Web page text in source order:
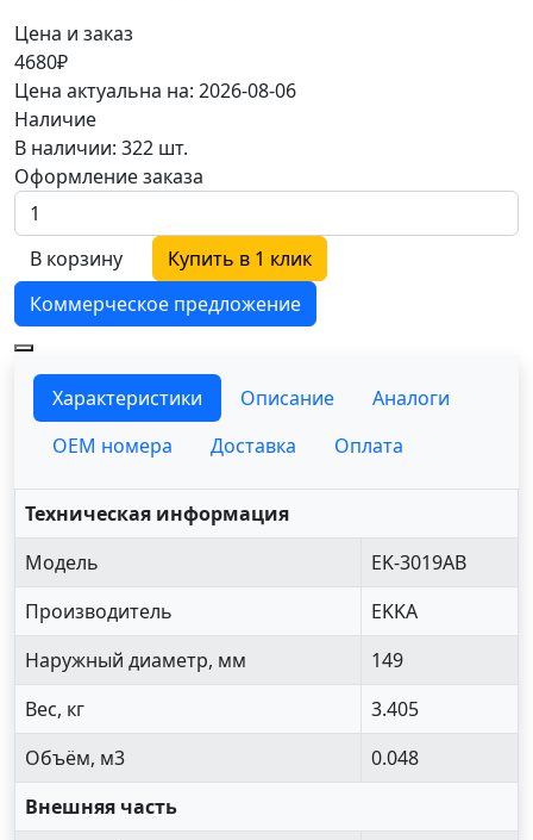
Цена и заказ
4680₽
Цена актуальна на: 2026-08-06
Наличие
В наличии: 322 шт.
Оформление заказа
В корзину
Купить в 1 клик
Коммерческое предложение
Характеристики Описание
Аналоги
OEM номера
Доставка Оплата
Техническая информация
Модель
EK-3019AB
Производитель
EKKA
Наружный диаметр, мм
149
Вес, кг
3.405
Объём, м3
0.048
Внешняя часть